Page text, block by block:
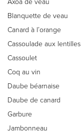
Axoa de veau
Blanquette de veau
Canard à l’orange
Cassoulade aux lentilles
Cassoulet
Coq au vin
Daube béarnaise
Daube de canard
Garbure
Jambonneau